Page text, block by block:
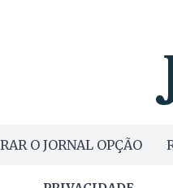
O JORNAL OPÇÃO